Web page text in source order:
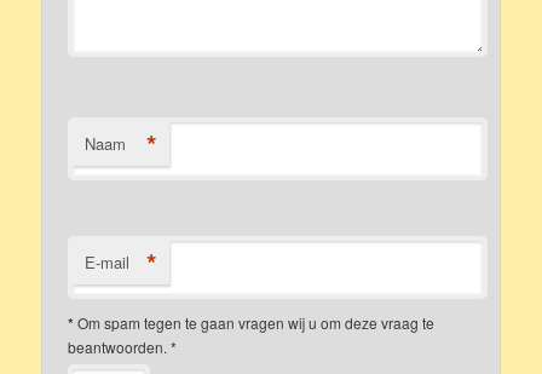
Naam *
E-mail *
*Om spam tegen te gaan vragen wij u om deze vraag te
beantwoorden. *